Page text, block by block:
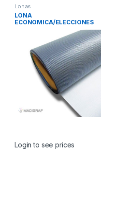
Lonas
LONA
ECONOMICA/ELECCIONES
Login to see prices